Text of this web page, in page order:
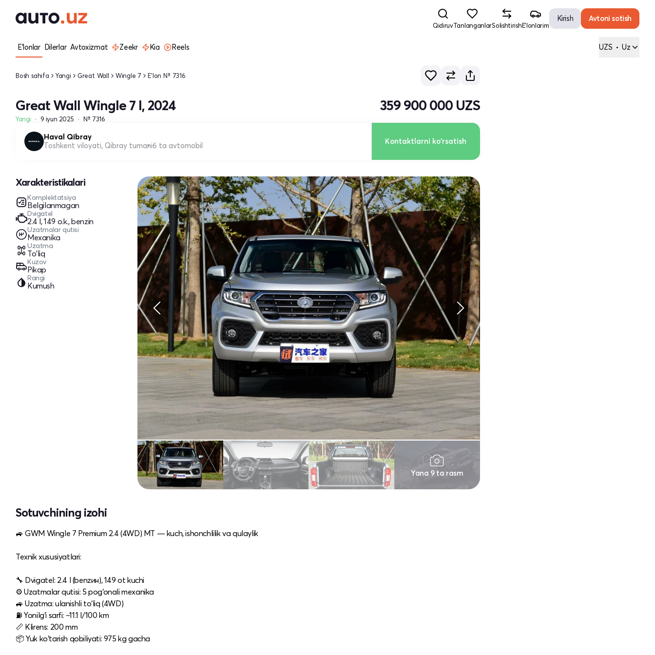
QidiruvTanlanganlarSolishtirishE'lonlarim
Kirish Avtoni sotish
E'lonlar Dilerlar Avtoxizmat Zeekr Kia Reels UZS • Uz
Bosh sahifa Yangi Great Wall Wingle 7 E'lon № 7316
Great Wall Wingle 7 I, 2024
Yangi 9 iyun 2025 № 7316
359 900 000 UZS
Haval Qibray
Toshkent viloyati, Qibray tumani6 ta avtomobil Kontaktlarni ko'rsatish
Xarakteristikalari
Komplektatsiya
Belgilanmagan
Dvigatel
2.4 l, 149 o.k., benzin
Uzatmalar qutisi
Mexanika
Uzatma
To'liq
Kuzov
Pikap
Rangi
Kumush
Yana 9 ta rasm
Sotuvchining izohi
🚙 GWM Wingle 7 Premium 2.4 (4WD) MT — kuch, ishonchlilik va qulaylik
Texnik xususiyatlari:
🔧 Dvigatel: 2.4 l (benzин), 149 ot kuchi
⚙️ Uzatmalar qutisi: 5 pog‘onali mexanika
🚙 Uzatma: ulanishli to‘liq (4WD)
⛽ Yonilg‘i sarfi: ~11.1 l/100 km
📏 Klirens: 200 mm
📦 Yuk ko‘tarish qobiliyati: 975 kg gacha